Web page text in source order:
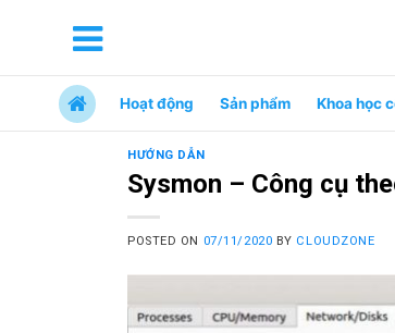
Hoạt động Sản phẩm Khoa học
HƯỚNG DẪN
Sysmon – Công cụ
POSTED ON 07/11/2020 BY CLOUDZONE